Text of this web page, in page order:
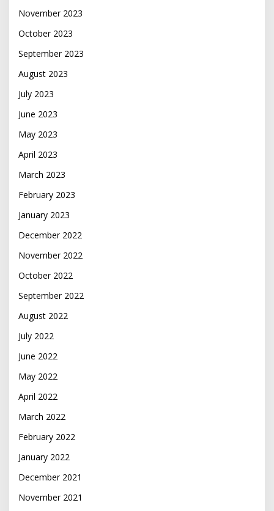
November 2023
October 2023
September 2023
August 2023
July 2023
June 2023
May 2023
April 2023
March 2023
February 2023
January 2023
December 2022
November 2022
October 2022
September 2022
August 2022
July 2022
June 2022
May 2022
April 2022
March 2022
February 2022
January 2022
December 2021
November 2021